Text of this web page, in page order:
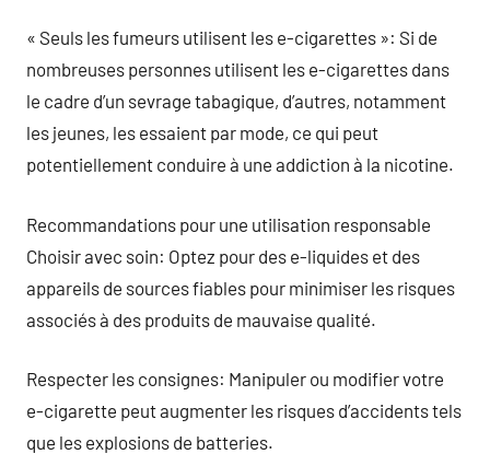
« Seuls les fumeurs utilisent les e-cigarettes »: Si de
nombreuses personnes utilisent les e-cigarettes dans
le cadre d’un sevrage tabagique, d’autres, notamment
les jeunes, les essaient par mode, ce qui peut
potentiellement conduire à une addiction à la nicotine.
Recommandations pour une utilisation responsable
Choisir avec soin: Optez pour des e-liquides et des
appareils de sources fiables pour minimiser les risques
associés à des produits de mauvaise qualité.
Respecter les consignes: Manipuler ou modifier votre
e-cigarette peut augmenter les risques d’accidents tels
que les explosions de batteries.